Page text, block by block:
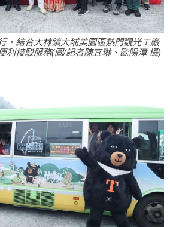
，結合大林鎮大埔美園區熱門觀光工廠
利接駁服務(圖/記者陳宜琳、歐陽漳 攝)